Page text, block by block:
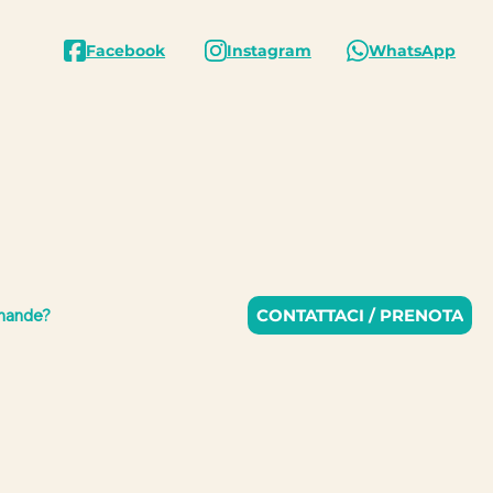
Facebook Instagram WhatsApp
CONTATTACI / PRENOTA